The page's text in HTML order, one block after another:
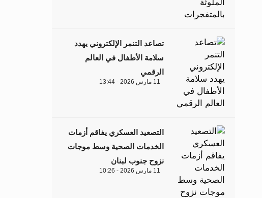
تصاعد التنمر الإلكتروني يهدد
سلامة الأطفال في العالم
الرقمي
11 مارس 2026 - 13:44
التصعيد العسكري يفاقم أزمات
الخدمات الصحية وسط موجات
نزوح جنوب لبنان
11 مارس 2026 - 10:26